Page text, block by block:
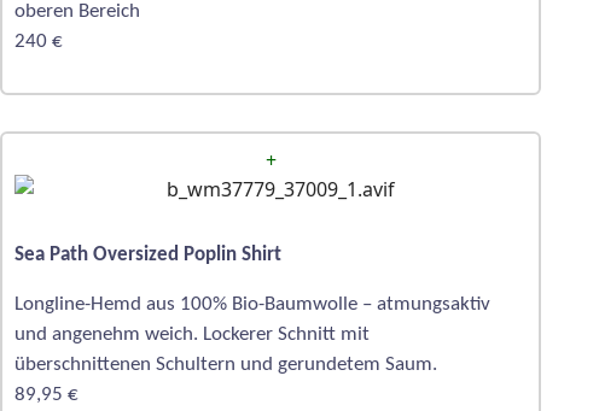
oberen Bereich
240 €
+
Sea Path Oversized Poplin Shirt
Longline-Hemd aus 100% Bio-Baumwolle – atmungsaktiv
und angenehm weich. Lockerer Schnitt mit
überschnittenen Schultern und gerundetem Saum.
89,95 €